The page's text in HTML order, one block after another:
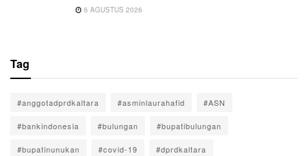
6 AGUSTUS 2026
Tag
#anggotadprdkaltara #asminlaurahafid #ASN
#bankindonesia #bulungan #bupatibulungan
#bupatinunukan #covid-19 #dprdkaltara